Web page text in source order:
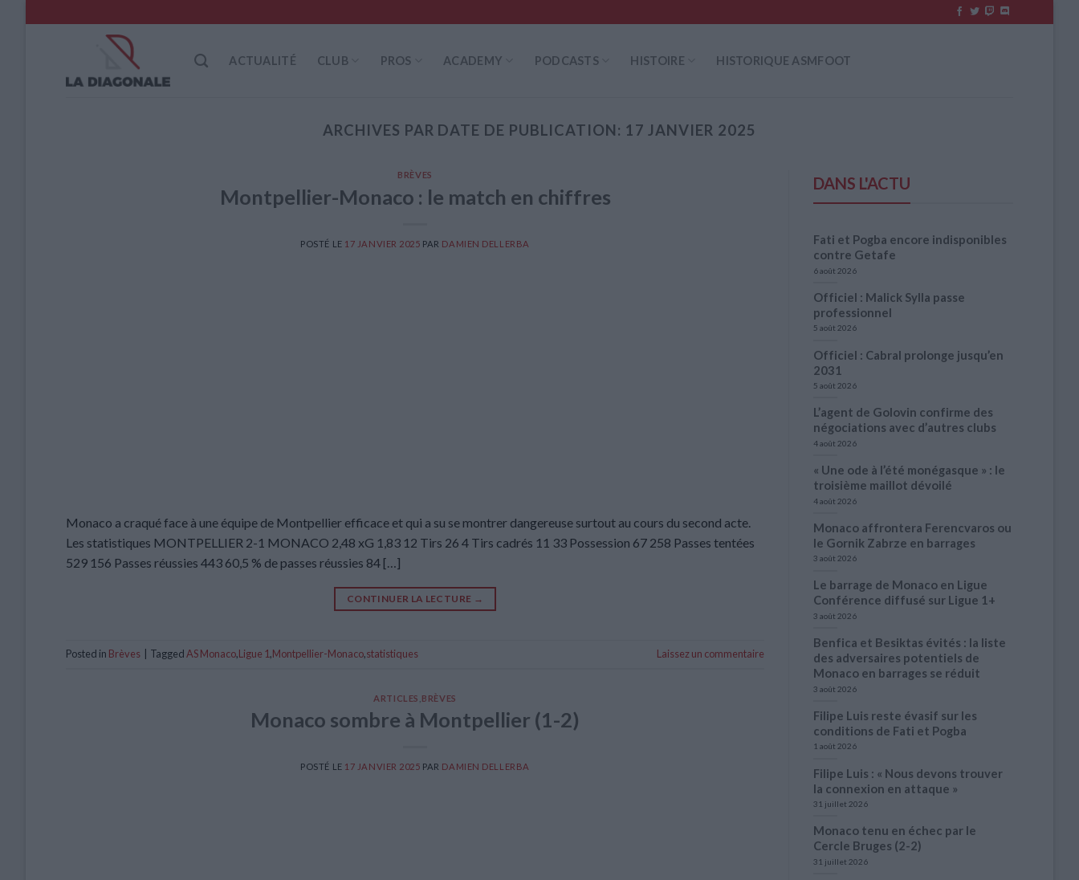
to
ACTUALITÉ CLUB PROS ACADEMY PODCASTS HISTOIRE HISTORIQUE ASMFOOT
ARCHIVES PAR DATE DE PUBLICATION: 17 JANVIER 2025
BRÈVES
Montpellier-Monaco : le match en chiffres
POSTÉ LE 17 JANVIER 2025 PAR DAMIEN DELLERBA
Monaco a craqué face à une équipe de Montpellier efficace et qui a su se montrer dangereuse surtout au cours du second acte.
Les statistiques MONTPELLIER 2-1 MONACO 2,48 xG 1,83 12 Tirs 26 4 Tirs cadrés 11 33 Possession 67 258 Passes tentées
529 156 Passes réussies 443 60,5 % de passes réussies 84 […]
CONTINUER LA LECTURE →
Posted in Brèves TaggedAS Monaco,Ligue 1,Montpellier-Monaco,statistiques Laissez un commentaire
ARTICLES BRÈVES
Monaco sombre à Montpellier (1-2)
POSTÉ LE 17 JANVIER 2025 PAR DAMIEN DELLERBA
DANS L'ACTU
Fati et Pogba encore indisponibles
contre Getafe
6 août 2026
Officiel : Malick Sylla passe
professionnel
5 août 2026
Officiel : Cabral prolonge jusqu’en
2031
5 août 2026
L’agent de Golovin confirme des
négociations avec d’autres clubs
4 août 2026
« Une ode à l’été monégasque » : le
troisième maillot dévoilé
4 août 2026
Monaco affrontera Ferencvaros ou
le Gornik Zabrze en barrages
3 août 2026
Le barrage de Monaco en Ligue
Conférence diffusé sur Ligue 1+
3 août 2026
Benfica et Besiktas évités : la liste
des adversaires potentiels de
Monaco en barrages se réduit
3 août 2026
Filipe Luis reste évasif sur les
conditions de Fati et Pogba
1 août 2026
Filipe Luis : « Nous devons trouver
la connexion en attaque »
31 juillet 2026
Monaco tenu en échec par le
Cercle Bruges (2-2)
31 juillet 2026